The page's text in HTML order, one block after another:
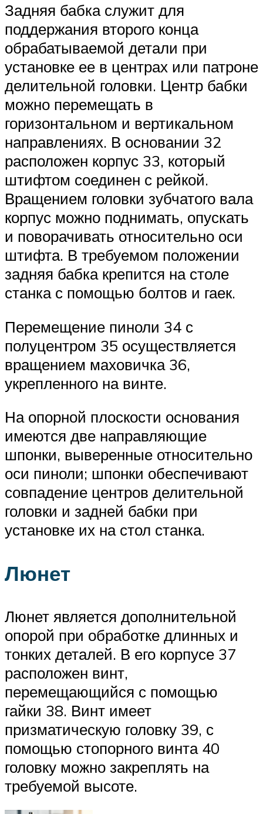
Задняя бабка служит для
поддержания второго конца
обрабатываемой детали при
установке ее в центрах или патроне
делительной головки. Центр бабки
можно перемещать в
горизонтальном и вертикальном
направлениях. В основании 32
расположен корпус 33, который
штифтом соединен с рейкой.
Вращением головки зубчатого вала
корпус можно поднимать, опускать
и поворачивать относительно оси
штифта. В требуемом положении
задняя бабка крепится на столе
станка с помощью болтов и гаек.
Перемещение пиноли 34 с
полуцентром 35 осуществляется
вращением маховичка 36,
укрепленного на винте.
На опорной плоскости основания
имеются две направляющие
шпонки, выверенные относительно
оси пиноли; шпонки обеспечивают
совпадение центров делительной
головки и задней бабки при
установке их на стол станка.
Люнет
Люнет является дополнительной
опорой при обработке длинных и
тонких деталей. В его корпусе 37
расположен винт,
перемещающийся с помощью
гайки 38. Винт имеет
призматическую головку 39, с
помощью стопорного винта 40
головку можно закреплять на
требуемой высоте.